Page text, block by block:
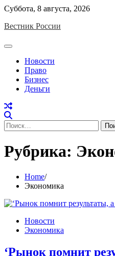
Skip
content
Суббота, 8 августа, 2026
Вестник России
Новости
Право
Бизнес
Деньги
Найти:
Рубрика:
Home
Экономика
Новости
Экономика
‘Рынок помнит